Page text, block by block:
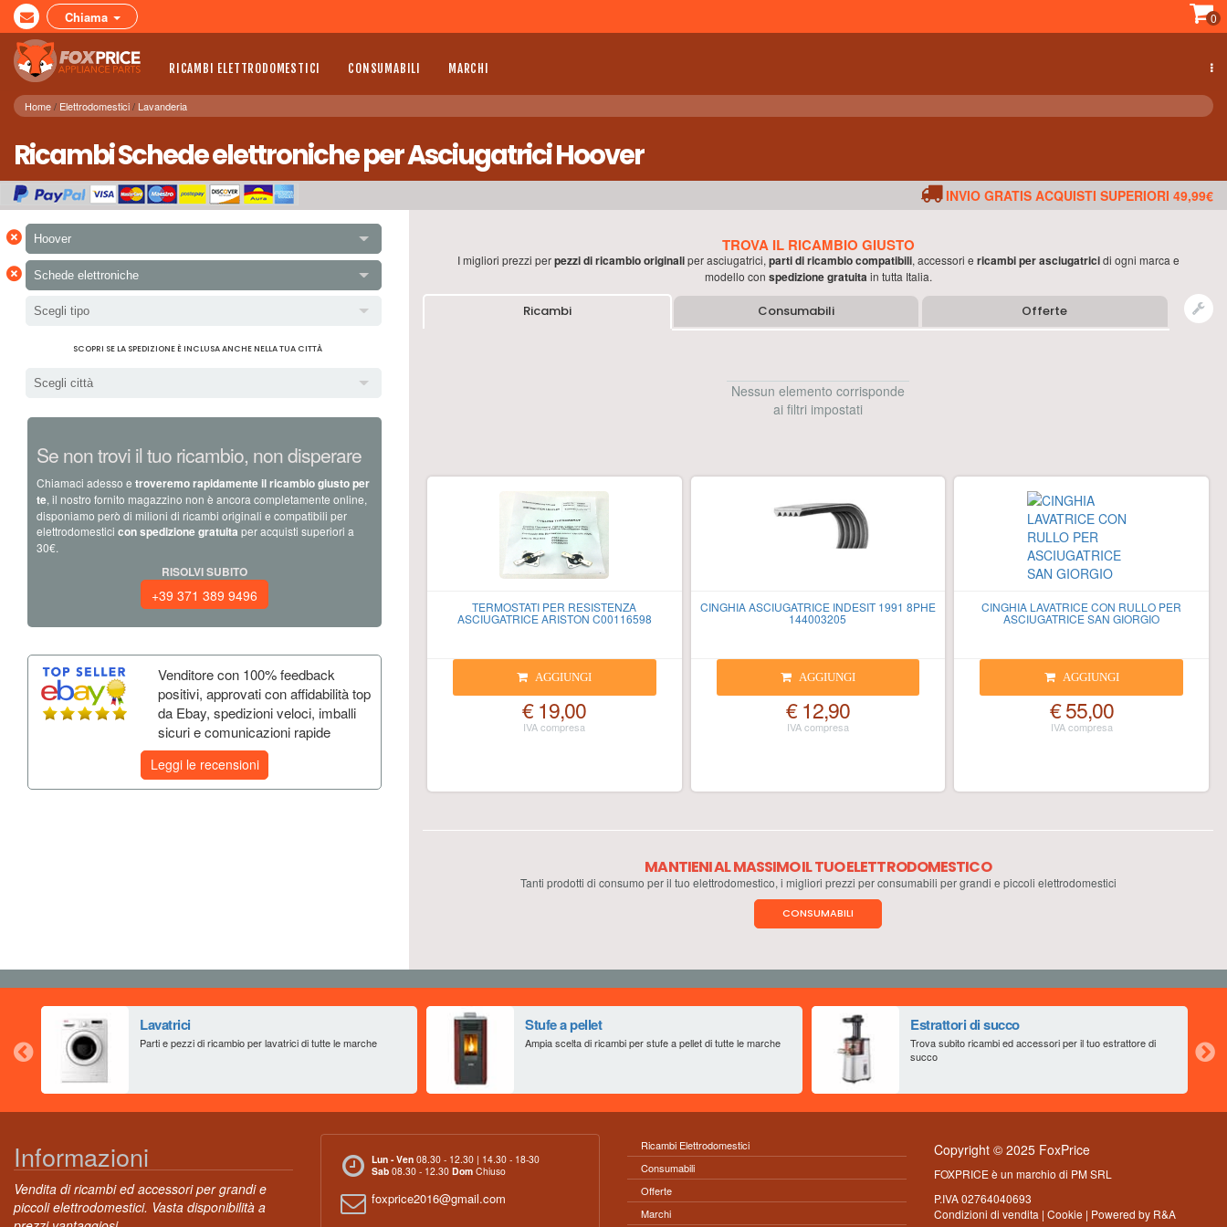
Chiama 0
RICAMBI ELETTRODOMESTICI CONSUMABILI MARCHI
Home Elettrodomestici Lavanderia
Ricambi Schede elettroniche per Asciugatrici Hoover
INVIO GRATIS ACQUISTI SUPERIORI 49,99€
× Hoover
× Schede elettroniche
Scegli tipo
SCOPRI SE LA SPEDIZIONE È INCLUSA ANCHE NELLA TUA CITTÀ
Scegli città
Se non trovi il tuo ricambio, non disperare
Chiamaci adesso e troveremo rapidamente il ricambio giusto per
te, il nostro fornito magazzino non è ancora completamente online,
disponiamo però di milioni di ricambi originali e compatibili per
elettrodomestici con spedizione gratuita per acquisti superiori a
30€.
RISOLVI SUBITO
+39 371 389 9496
Venditore con 100% feedback
positivi, approvati con affidabilità top
da Ebay, spedizioni veloci, imballi
sicuri e comunicazioni rapide
Leggi le recensioni
TROVA IL RICAMBIO GIUSTO
I migliori prezzi perpezzi di ricambio originaliperasciugatrici, parti di ricambio compatibili, accessori e ricambi perasciugatricidi ogni marca e
modello con spedizione gratuita in tutta Italia.
Ricambi Consumabili Offerte
Nessun elemento corrisponde
ai filtri impostati
TERMOSTATI PER RESISTENZA
ASCIUGATRICE ARISTON C00116598
AGGIUNGI
€ 19,00
CINGHIA ASCIUGATRICE INDESIT 1991 8PHE
144003205
AGGIUNGI
€ 12,90
CINGHIA LAVATRICE CON RULLO PER
ASCIUGATRICE SAN GIORGIO
AGGIUNGI
€ 55,00
MANTIENI AL MASSIMO IL TUO ELETTRODOMESTICO
Tanti prodotti di consumo per il tuo elettrodomestico, i migliori prezzi per consumabili per grandi e piccoli elettrodomestici
CONSUMABILI
Lavatrici
Parti e pezzi di ricambio per lavatrici di tutte le marche
Stufe a pellet
Ampia scelta di ricambi per stufe a pellet di tutte le marche
Estrattori di succo
Trova subito ricambi ed accessori per il tuo estrattore di
succo
Informazioni
Vendita di ricambi ed accessori per grandi e
piccoli elettrodomestici. Vasta disponibilità a
Lun - Ven 08.30 - 12.30 | 14.30 - 18-30
Sab 08.30 - 12.30 Dom Chiuso
foxprice2016@gmail.com
Ricambi Elettrodomestici
Consumabili
Offerte
Marchi
Copyright © 2025 FoxPrice
FOXPRICE è un marchio di PM SRL
P.IVA 02764040693
Condizioni di vendita | Cookie | Powered by R&A